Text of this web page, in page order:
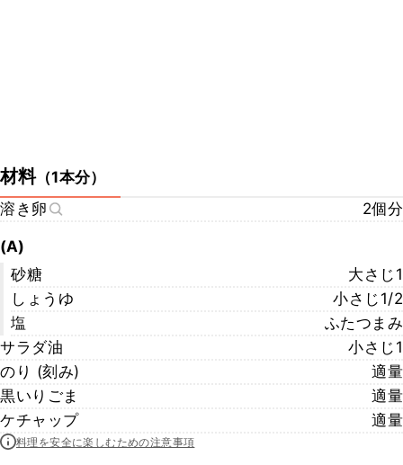
材料（1本分）
溶き卵
2個分
(A)
砂糖
大さじ1
しょうゆ
小さじ1/2
塩
ふたつまみ
サラダ油
小さじ1
のり (刻み)
適量
黒いりごま
適量
ケチャップ
適量
料理を安全に楽しむための注意事項